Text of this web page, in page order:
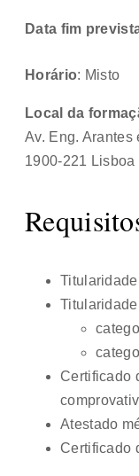
Data fim
Horário: Misto
Local da
Av. Eng. Arantes
1900-221 Lisboa
Certificado
Atestado
Certificado